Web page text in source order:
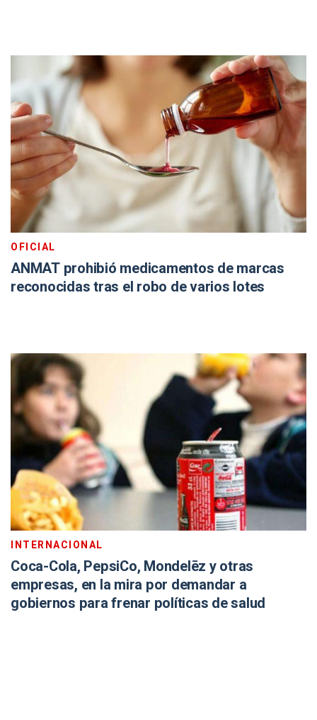
OFICIAL
ANMAT prohibió medicamentos de marcas
reconocidas tras el robo de varios lotes
INTERNACIONAL
Coca-Cola, PepsiCo, Mondelēz y otras
empresas, en la mira por demandar a
gobiernos para frenar políticas de salud